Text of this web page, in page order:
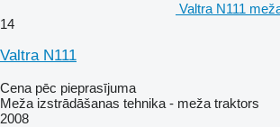
Valtra N111
14
Valtra N111
Cena pēc pieprasījuma
Meža izstrādāšanas tehnika - meža traktors
2008